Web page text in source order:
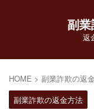
副業
返
HOME > 副業詐欺の返
副業詐欺の返金方法